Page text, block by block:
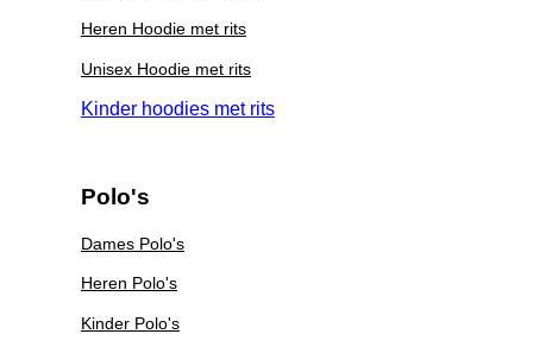
Heren Hoodie met rits
Unisex Hoodie met rits
Kinder hoodies met rits
Polo's
Dames Polo's
Heren Polo's
Kinder Polo's